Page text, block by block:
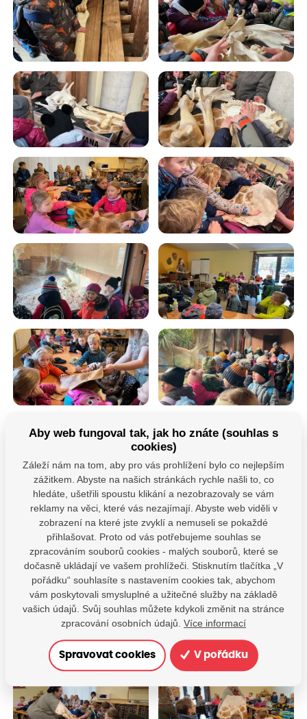
Aby web fungoval tak, jak ho znáte (souhlas s
cookies)
Záleží nám na tom, aby pro vás prohlížení bylo co nejlepším
zážitkem. Abyste na našich stránkách rychle našli to, co
hledáte, ušetřili spoustu klikání a nezobrazovaly se vám
reklamy na věci, které vás nezajímají. Abyste web viděli v
zobrazení na které jste zvyklí a nemuseli se pokaždé
přihlašovat. Proto od vás potřebujeme souhlas se
zpracováním souborů cookies - malých souborů, které se
dočasně ukládají ve vašem prohlížeči. Stisknutím tlačítka „V
pořádku“ souhlasíte s nastavením cookies tak, abychom
vám poskytovali smysluplné a užitečné služby na základě
vašich údajů. Svůj souhlas můžete kdykoli změnit na stránce
zpracování osobních údajů. Více informací
Spravovat cookies V pořádku